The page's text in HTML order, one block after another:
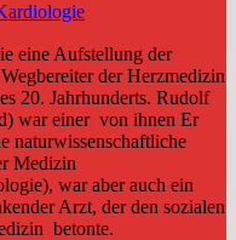
eine Aufstellung der
der Herzmedizin
20. Jahrhunderts. Rudolf
war einer von ihnen Er
naturwissenschaftliche
Medizin
war aber auch ein
Arzt, der den sozialen
betonte.